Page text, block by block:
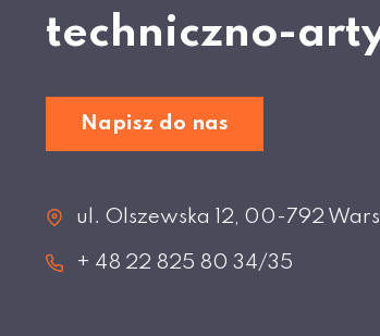
techniczno-
Napisz do nas
ul. Olszewska 12, 00-792
+ 48 22 825 80 34/35